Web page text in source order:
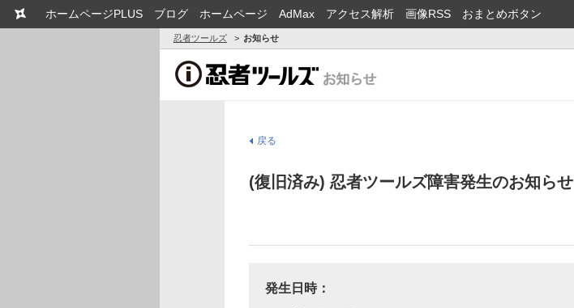
ホームページPLUS ブログ ホームページ AdMax アクセス解析 画像RSS おまとめボタン
忍者ツールズ お知らせ
戻る
(復旧済み) 忍者ツールズ障害発生のお知らせ
発生日時：